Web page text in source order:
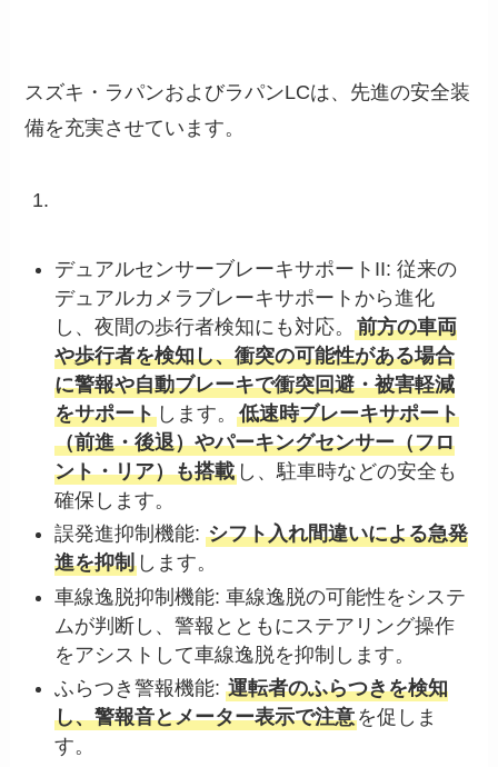
スズキ・ラパンおよびラパンLCは、先進の安全装
備を充実させています。
デュアルセンサーブレーキサポートII: 従来の
デュアルカメラブレーキサポートから進化
し、夜間の歩行者検知にも対応。前方の車両
や歩行者を検知し、衝突の可能性がある場合
に警報や自動ブレーキで衝突回避・被害軽減
をサポート します。低速時ブレーキサポート
（前進・後退）やパーキングセンサー（フロ
ント・リア）も搭載 し、駐車時などの安全も
確保します。
誤発進抑制機能:シフト入れ間違いによる急発
進を抑制 します。
車線逸脱抑制機能: 車線逸脱の可能性をシステ
ムが判断し、警報とともにステアリング操作
をアシストして車線逸脱を抑制します。
ふらつき警報機能:運転者のふらつきを検知
し、警報音とメーター表示で注意を促しま
す。